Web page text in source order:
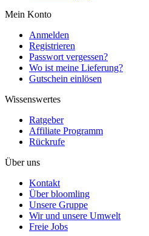
Mein Konto
Anmelden
Registrieren
Passwort vergessen?
Wo ist meine Lieferung?
Gutschein einlösen
Wissenswertes
Ratgeber
Affiliate Programm
Rückrufe
Über uns
Kontakt
Über bloomling
Unsere Gruppe
Wir und unsere Umwelt
Freie Jobs